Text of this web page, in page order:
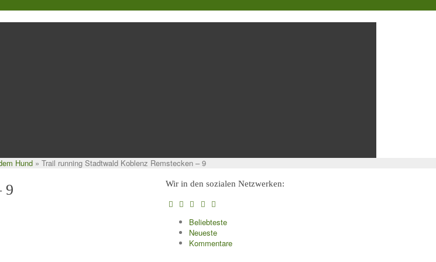
Hund » Trail running Stadtwald Koblenz Remstecken – 9
9 Wir in den sozialen Netzwerken:
Beliebteste
Neueste
Kommentare